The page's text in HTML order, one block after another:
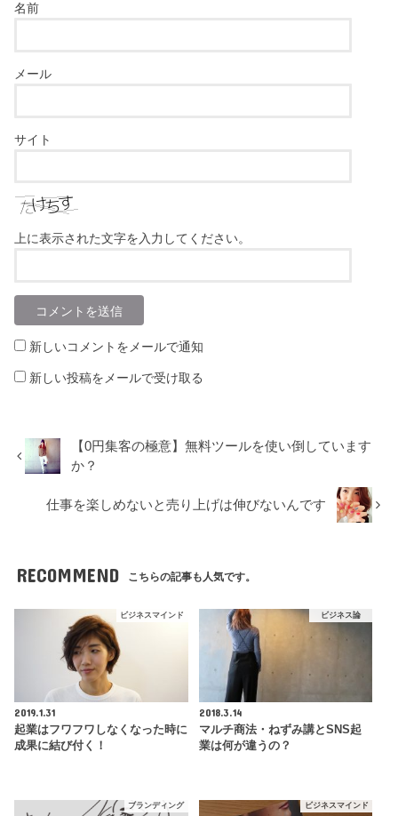
名前
メール
サイト
上に表示された文字を入力してください。
新しいコメントをメールで通知
新しい投稿をメールで受け取る
【0円集客の極意】無料ツールを使い倒しています
か？
仕事を楽しめないと売り上げは伸びないんです
RECOMMEND こちらの記事も人気です。
ビジネスマインド
2019.1.31
起業はフワフワしなくなった時に
成果に結び付く！
ビジネス論
2018.3.14
マルチ商法・ねずみ講とSNS起
業は何が違うの？
ブランディング ビジネスマインド